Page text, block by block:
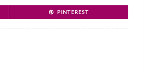
PINTEREST